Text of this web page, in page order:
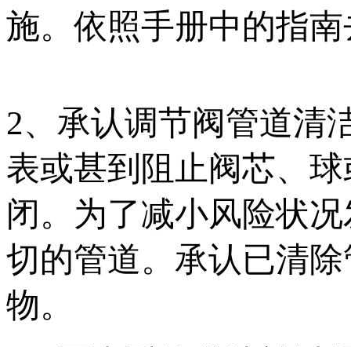
施。依照手册中的指
2、承认调节阀管道清
表或甚到阻止阀芯、
闭。为了减小风险状
切的管道。承认已清
物。